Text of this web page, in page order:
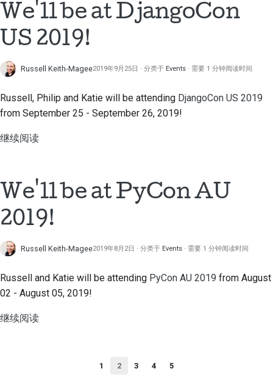
We'll be at DjangoCon
US 2019!
Russell Keith-Magee2019年9月25日 分类于 Events 需要 1 分钟阅读时间
Russell, Philip and Katie will be attending DjangoCon US 2019
from September 25 - September 26, 2019!
继续阅读
We'll be at PyCon AU
2019!
Russell Keith-Magee2019年8月2日 分类于 Events 需要 1 分钟阅读时间
Russell and Katie will be attending PyCon AU 2019 from August
02 - August 05, 2019!
继续阅读
1 2 3 4 5